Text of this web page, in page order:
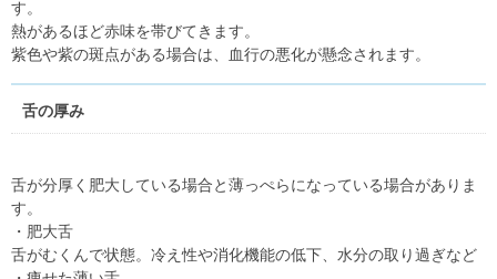
す。
熱があるほど赤味を帯びてきます。
紫色や紫の斑点がある場合は、血行の悪化が懸念されます。
舌の厚み
舌が分厚く肥大している場合と薄っぺらになっている場合がありま
す。
・肥大舌
舌がむくんで状態。冷え性や消化機能の低下、水分の取り過ぎなど